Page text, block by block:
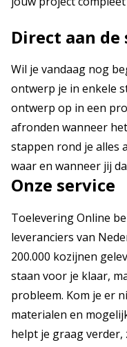
Direct aan de
Wil je vandaag nog
ontwerp je in enkele
ontwerp op in een
afronden wanneer
stappen rond je alles
waar en wanneer jij
Onze service
Toelevering Online
leveranciers van
200.000 kozijnen
staan voor je klaar,
probleem. Kom je er
materialen en
helpt je graag verder,